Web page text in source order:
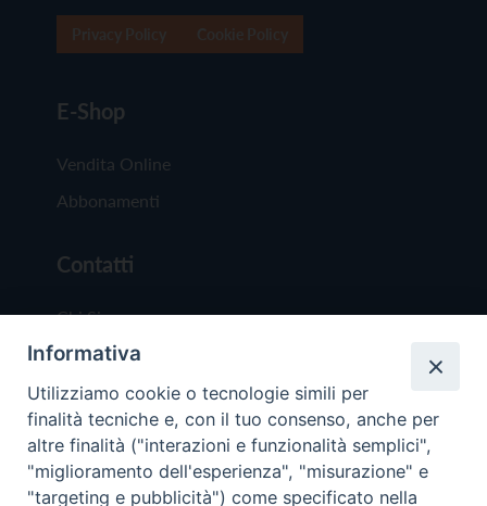
E-Shop
Vendita Online
Abbonamenti
Contatti
Chi Siamo
Redazione
Scrivici
Informativa
Utilizziamo cookie o tecnologie simili per
finalità tecniche e, con il tuo consenso, anche per
altre finalità ("interazioni e funzionalità semplici",
"miglioramento dell'esperienza", "misurazione" e
"targeting e pubblicità") come specificato nella